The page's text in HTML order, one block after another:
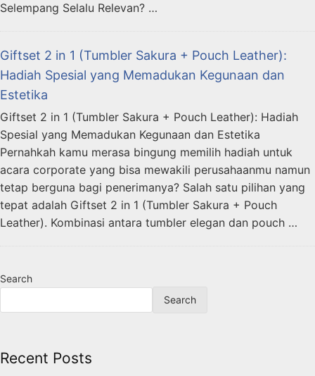
Selempang Selalu Relevan? …
Giftset 2 in 1 (Tumbler Sakura + Pouch Leather):
Hadiah Spesial yang Memadukan Kegunaan dan
Estetika
Giftset 2 in 1 (Tumbler Sakura + Pouch Leather): Hadiah
Spesial yang Memadukan Kegunaan dan Estetika
Pernahkah kamu merasa bingung memilih hadiah untuk
acara corporate yang bisa mewakili perusahaanmu namun
tetap berguna bagi penerimanya? Salah satu pilihan yang
tepat adalah Giftset 2 in 1 (Tumbler Sakura + Pouch
Leather). Kombinasi antara tumbler elegan dan pouch …
Search
Search
Recent Posts